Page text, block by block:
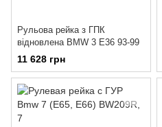
Рульова рейка з ГПК
відновлена BMW 3 E36 93-99
11 628 грн